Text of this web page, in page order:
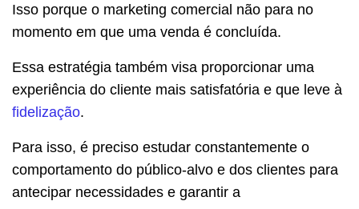
Isso porque o marketing comercial não para no
momento em que uma venda é concluída.
Essa estratégia também visa proporcionar uma
experiência do cliente mais satisfatória e que leve à
fidelização.
Para isso, é preciso estudar constantemente o
comportamento do público-alvo e dos clientes para
antecipar necessidades e garantir a